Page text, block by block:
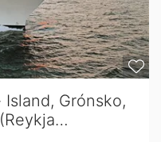
Grónsko,